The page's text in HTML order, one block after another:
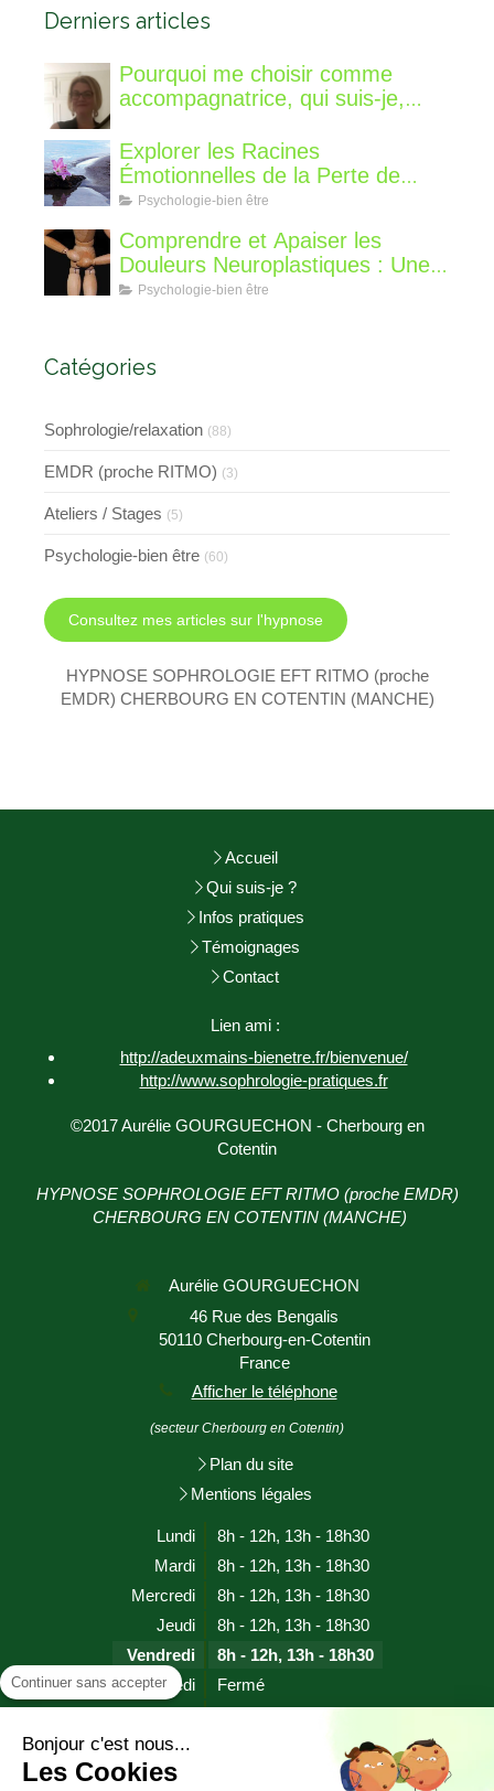
Derniers articles
Pourquoi me choisir comme
accompagnatrice, qui suis-je,
différent?
Explorer les Racines
Émotionnelles de la Perte de
Poids : Un Voyage Intérieur
Psychologie-bien être
Comprendre et Apaiser les
Douleurs Neuroplastiques : Une
Approche avec l'Hypnose,
Psychologie-bien être
Catégories
Sophrologie/relaxation (88)
EMDR (proche RITMO) (3)
Ateliers / Stages (5)
Psychologie-bien être (60)
Consultez mes articles sur l'hypnose
HYPNOSE SOPHROLOGIE EFT RITMO (proche
EMDR) CHERBOURG EN COTENTIN (MANCHE)
Accueil
Qui suis-je ?
Infos pratiques
Témoignages
Contact
Lien ami :
http://adeuxmains-bienetre.fr/bienvenue/
http://www.sophrologie-pratiques.fr
©2017 Aurélie GOURGUECHON - Cherbourg en
Cotentin
HYPNOSE SOPHROLOGIE EFT RITMO (proche EMDR)
CHERBOURG EN COTENTIN (MANCHE)
Aurélie GOURGUECHON
46 Rue des Bengalis
50110 Cherbourg-en-Cotentin
France
Afficher le téléphone
(secteur Cherbourg en Cotentin)
Plan du site
Mentions légales
Lundi 8h - 12h, 13h - 18h30
Mardi
8h - 12h, 13h - 18h30
Mercredi
8h - 12h, 13h - 18h30
Jeudi
8h - 12h, 13h - 18h30
Vendredi
8h - 12h, 13h - 18h30
Samedi
Fermé
Prendre rendez-vous
Continuer sans accepter
Bonjour c'est nous...
Les Cookies